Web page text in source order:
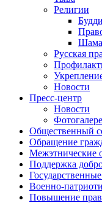
Религии
Русская
Новости
Пресс-центр
Новости
Общественный
Обращение
Межэтнические
Поддержка
Военно-
Повышение